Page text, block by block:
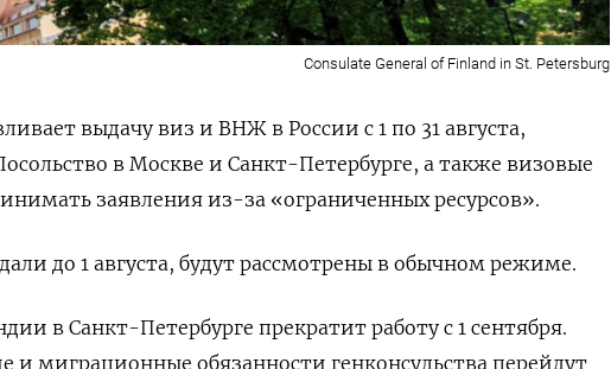
Consulate General of Finland in St. Petersburg
выдачу виз и ВНЖ в России с 1 по 31 августа,
в Москве и Санкт-Петербурге, а также визовые
заявления из-за «ограниченных ресурсов».
до 1 августа, будут рассмотрены в обычном режиме.
в Санкт-Петербурге прекратит работу с 1 сентября.
и миграционные обязанности генконсульства перейдут